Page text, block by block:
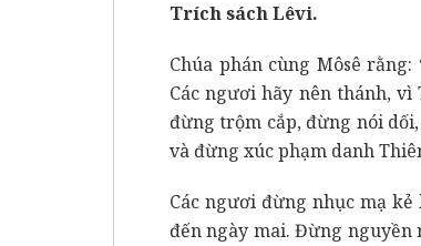
Trích sách Lêvi.
Chúa phán cùng Môsê
Các ngươi hãy nên thánh,
đừng trộm cắp, đừng nói
và đừng xúc phạm danh
Các ngươi đừng nhục mạ
đến ngày mai. Đừng